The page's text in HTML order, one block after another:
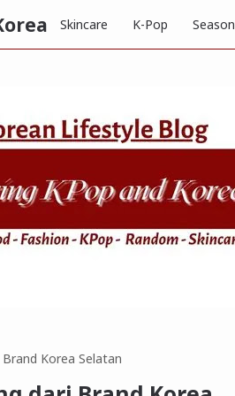
Skincare K-Pop Season
Korea Selatan